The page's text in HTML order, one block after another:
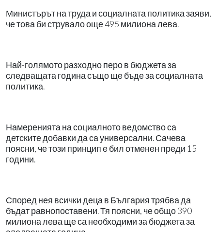
Министърът на труда и социалната политика заяви,
че това би струвало още 495 милиона лева.
Най-голямото разходно перо в бюджета за
следващата година също ще бъде за социалната
политика.
Намеренията на социалното ведомство са
детските добавки да са универсални. Сачева
поясни, че този принцип е бил отменен преди 15
години.
Според нея всички деца в България трябва да
бъдат равнопоставени. Тя поясни, че общо 390
милиона лева ще са необходими за бюджета за